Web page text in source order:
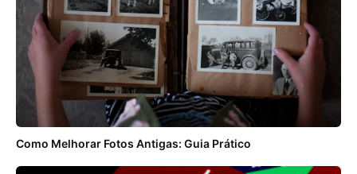
Como Melhorar Fotos Antigas: Guia Prático